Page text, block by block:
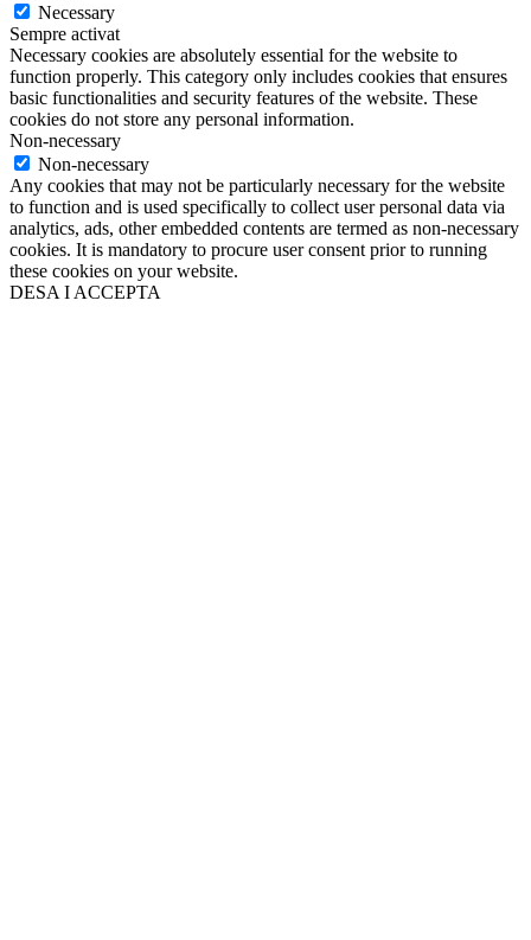
Necessary
Sempre activat
Necessary cookies are absolutely essential for the website to
function properly. This category only includes cookies that ensures
basic functionalities and security features of the website. These
cookies do not store any personal information.
Non-necessary
Non-necessary
Any cookies that may not be particularly necessary for the website
to function and is used specifically to collect user personal data via
analytics, ads, other embedded contents are termed as non-necessary
cookies. It is mandatory to procure user consent prior to running
these cookies on your website.
DESA I ACCEPTA